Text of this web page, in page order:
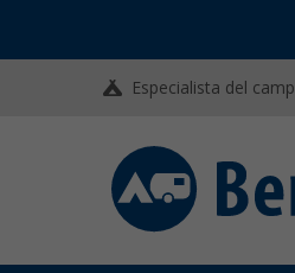
Especialista del